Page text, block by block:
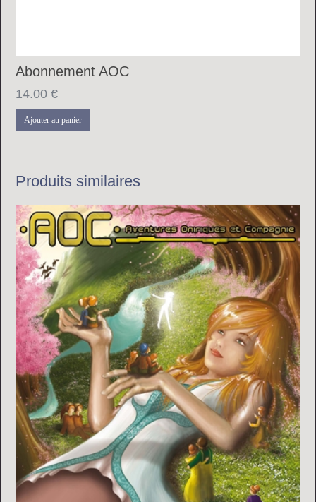
Abonnement AOC
14.00€
Ajouter au panier
Produits similaires